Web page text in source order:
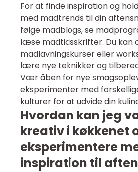
For at finde inspiration og
med madtrends til din
følge madblogs, se
læse madtidsskrifter. Du kan
madlavningskurser eller
lære nye teknikker og
Vær åben for nye
eksperimenter med
kulturer for at udvide din
Hvordan kan jeg
kreativ i køkkenet
eksperimentere
inspiration til